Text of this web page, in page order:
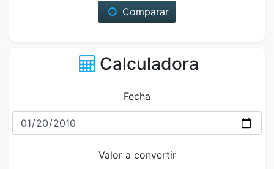
Comparar
Calculadora
Fecha
Valor a convertir